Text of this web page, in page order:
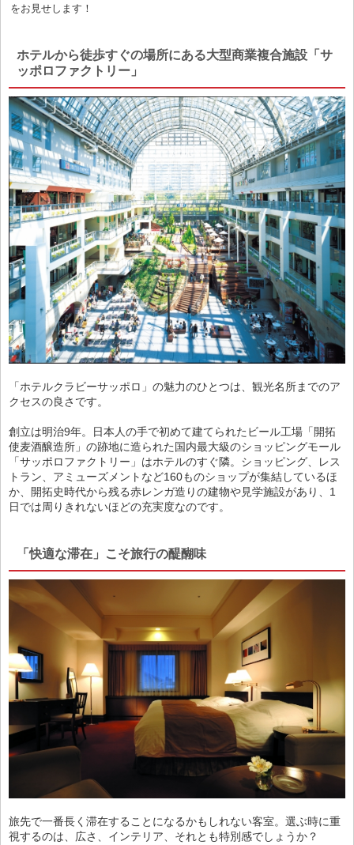
をお見せします！
ホテルから徒歩すぐの場所にある大型商業複合施設「サ
ッポロファクトリー」
「ホテルクラビーサッポロ」の魅力のひとつは、観光名所までのア
クセスの良さです。
創立は明治9年。日本人の手で初めて建てられたビール工場「開拓
使麦酒醸造所」の跡地に造られた国内最大級のショッピングモール
「サッポロファクトリー」はホテルのすぐ隣。ショッピング、レス
トラン、アミューズメントなど160ものショップが集結しているほ
か、開拓史時代から残る赤レンガ造りの建物や見学施設があり、1
日では周りきれないほどの充実度なのです。
「快適な滞在」こそ旅行の醍醐味
旅先で一番長く滞在することになるかもしれない客室。選ぶ時に重
視するのは、広さ、インテリア、それとも特別感でしょうか？